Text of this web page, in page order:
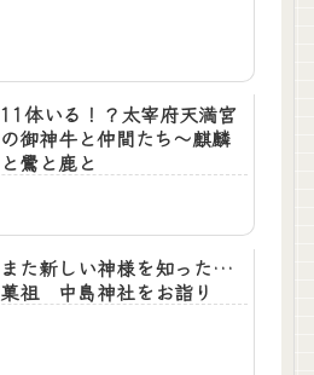
11体いる！？太宰府天満宮
の御神牛と仲間たち～麒麟
と鷽と鹿と
また新しい神様を知った…
菓祖 中島神社をお詣り